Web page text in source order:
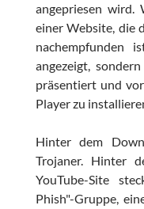
angepriesen
einer Website, die
nachempfunden
angezeigt,
präsentiert und
Player zu
Hinter dem
Trojaner. Hinter
YouTube-Site
Phish"-Gruppe,